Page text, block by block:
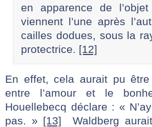
en apparence de
viennent l’une après
cailles dodues, sous la
protectrice. [12]
En effet, cela aurait pu
entre l’amour et le
Houellebecq déclare : «
pas. » [13] Waldberg